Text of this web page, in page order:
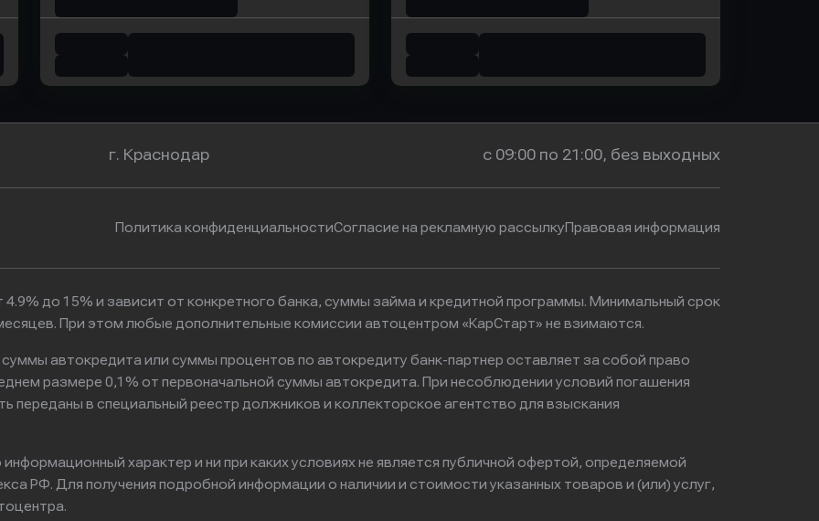
г. Краснодар с 09:00 по 21:00, без выходных
Политика конфиденциальностиСогласие на рекламную рассылкуПравовая информация
до 15% и зависит от конкретного банка, суммы займа и кредитной программы. Минимальный срок
При этом любые дополнительные комиссии автоцентром «КарСтарт» не взимаются.
автокредита или суммы процентов по автокредиту банк-партнер оставляет за собой право
размере 0,1% от первоначальной суммы автокредита. При несоблюдении условий погашения
переданы в специальный реестр должников и коллекторское агентство для взыскания
характер и ни при каких условиях не является публичной офертой, определяемой
РФ. Для получения подробной информации о наличии и стоимости указанных товаров и (или) услуг,